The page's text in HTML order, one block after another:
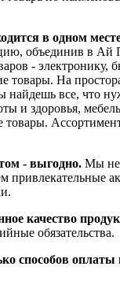
в одном
объединив в Ай
- электронику,
товары. На
найдешь все, что
и здоровья,
товары.
- выгодно. Мы не
привлекательные
качество
обязательства.
способов оплаты